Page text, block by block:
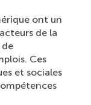
ont un
de la
Ces
et sociales